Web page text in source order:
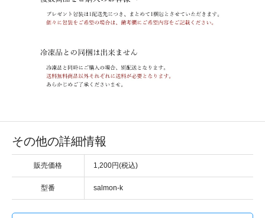
その他の詳細情報
販売価格 1,200円(税込)
型番 salmon-k